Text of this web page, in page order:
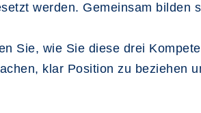
werden. Gemeinsam bilden
Sie, wie Sie diese drei
klar Position zu beziehen